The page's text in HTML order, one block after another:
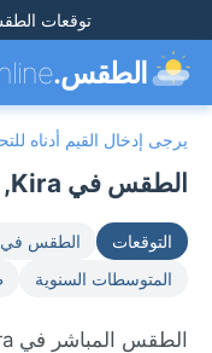
توقعات
الطقس.
يرجى إدخال القيم أدناه
الطقس في Kira, أوغندا 🇺🇬
التوقعات الطقس
المتوسطات السنوية